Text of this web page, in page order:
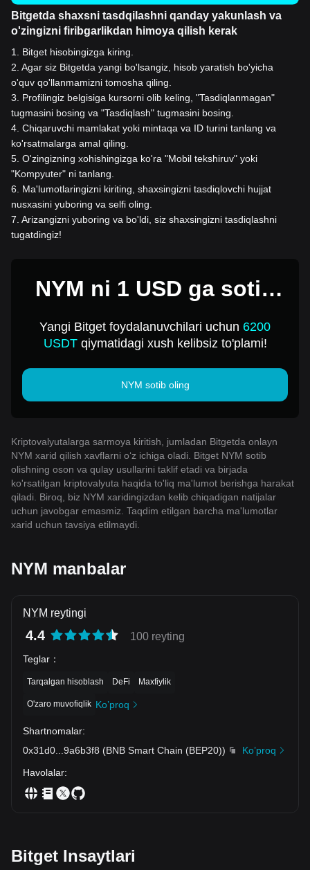
Bitgetda shaxsni tasdqilashni qanday yakunlash va
o'zingizni firibgarlikdan himoya qilish kerak
1
Bitget hisobingizga kiring.
2 Agar siz Bitgetda yangi bo'lsangiz, hisob yaratish bo'yicha
o'quv qo'llanmamizni tomosha qiling.
3
Profilingiz belgisiga kursorni olib keling, "Tasdiqlanmagan"
tugmasini bosing va "Tasdiqlash" tugmasini bosing.
4 Chiqaruvchi mamlakat yoki mintaqa va ID turini tanlang va
ko'rsatmalarga amal qiling.
5 O'zingizning xohishingizga ko'ra "Mobil tekshiruv" yoki
"Kompyuter" ni tanlang.
6
Ma'lumotlaringizni kiriting, shaxsingizni tasdiqlovchi hujjat
nusxasini yuboring va selfi oling.
7 Arizangizni yuboring va bo'ldi, siz shaxsingizni tasdiqlashni
tugatdingiz!
NYM ni 1 USD ga sotib
Yangi Bitget foydalanuvchilari uchun 6200
USDTqiymatidagi xush kelibsiz to'plami!
NYM sotib oling
Kriptovalyutalarga sarmoya kiritish, jumladan Bitgetda onlayn
NYM xarid qilish xavflarni o‘z ichiga oladi. Bitget NYM sotib
olishning oson va qulay usullarini taklif etadi va birjada
ko'rsatilgan kriptovalyuta haqida to'liq ma'lumot berishga harakat
qiladi. Biroq, biz NYM xaridingizdan kelib chiqadigan natijalar
uchun javobgar emasmiz. Taqdim etilgan barcha ma'lumotlar
xarid uchun tavsiya etilmaydi.
NYM manbalar
NYM reytingi
4.4 100 reyting
Teglar ：
Tarqalgan hisoblash DeFi Maxfiylik
O'zaro muvofiqlik Ko’proq
Shartnomalar:
0x31d0
9a6b3f8 (BNB Smart Chain (BEP20))
Ko’proq
Havolalar:
Bitget Insaytlari